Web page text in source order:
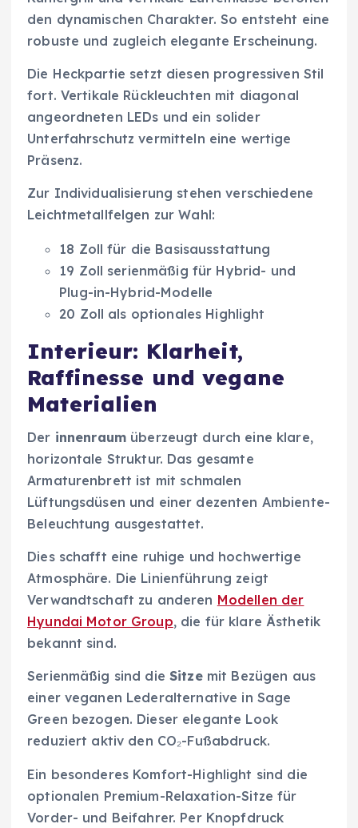
den dynamischen Charakter. So entsteht eine
robuste und zugleich elegante Erscheinung.
Die Heckpartie setzt diesen progressiven Stil
fort. Vertikale Rückleuchten mit diagonal
angeordneten LEDs und ein solider
Unterfahrschutz vermitteln eine wertige
Präsenz.
Zur Individualisierung stehen verschiedene
Leichtmetallfelgen zur Wahl:
18 Zoll für die Basisausstattung
19 Zoll serienmäßig für Hybrid- und
Plug-in-Hybrid-Modelle
20 Zoll als optionales Highlight
Interieur: Klarheit,
Raffinesse und vegane
Materialien
Der innenraumüberzeugt durch eine klare,
horizontale Struktur. Das gesamte
Armaturenbrett ist mit schmalen
Lüftungsdüsen und einer dezenten Ambiente-
Beleuchtung ausgestattet.
Dies schafft eine ruhige und hochwertige
Atmosphäre. Die Linienführung zeigt
Verwandtschaft zu anderen Modellen der
Hyundai Motor Group, die für klare Ästhetik
bekannt sind.
Serienmäßig sind dieSitzemit Bezügen aus
einer veganen Lederalternative in Sage
Green bezogen. Dieser elegante Look
reduziert aktiv den CO₂-Fußabdruck.
Ein besonderes Komfort-Highlight sind die
optionalen Premium-Relaxation-Sitze für
Vorder- und Beifahrer. Per Knopfdruck